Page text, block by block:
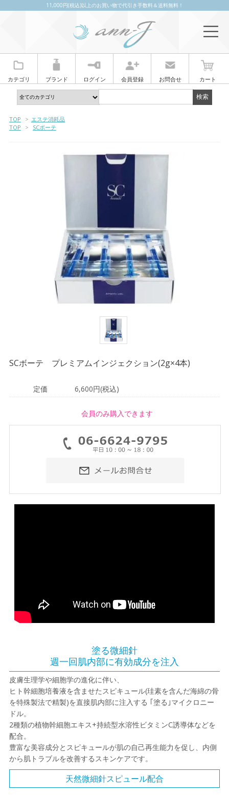
11,000円(税込)以上のお買い物で代引き手数料＆送料無料！
カテゴリ ブランド ログイン 会員登録 お問合せ カート
TOP > エステ消耗品
TOP
> SCボーテ
SCボーテ プレミアムインジェクション(2g×4本)
定価 6,600円(税込)
会員のみ購入できます
塗る微細針
週一回肌内部に有効成分を注入
皮膚生理学や細胞学の進化に伴い、
ヒト幹細胞培養液を含ませたスピキュール(珪素を含んだ海綿の骨
を特殊製法で精製)を直接肌内部に注入する ｢塗る｣マイクロニー
ドル。
2種類の植物幹細胞エキス+持続型水溶性ビタミンC誘導体などを
配合。
豊富な美容成分とスピキュールが肌の自己再生能力を促し、内側
から肌トラブルを改善するスキンケアです。
天然微細針スピュール配合